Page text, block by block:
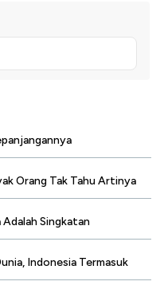
Orang Tak Tahu Artinya
Singkatan
Indonesia Termasuk